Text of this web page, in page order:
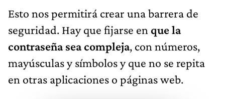
Esto nos permitirá crear una barrera de
seguridad. Hay que fijarse en que la
contraseña sea compleja, con números,
mayúsculas y símbolos y que no se repita
en otras aplicaciones o páginas web.